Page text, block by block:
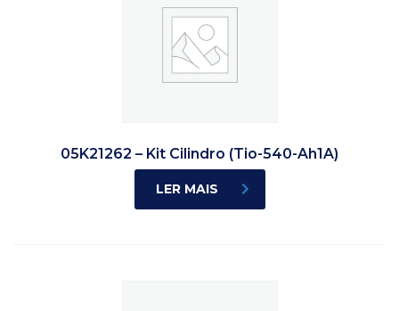
05K21262 – Kit Cilindro (Tio-540-Ah1A)
LER MAIS